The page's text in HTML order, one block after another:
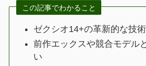
この記事でわかること
ゼクシオ14+の革新的な技
前作エックスや競合モデル
い